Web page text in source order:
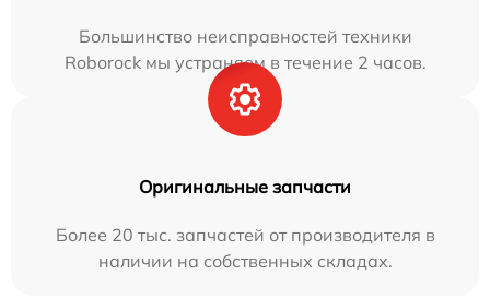
Большинство неисправностей техники
Roborock мы устраняем в течение 2 часов.
Оригинальные запчасти
Более 20 тыс. запчастей от производителя в
наличии на собственных складах.